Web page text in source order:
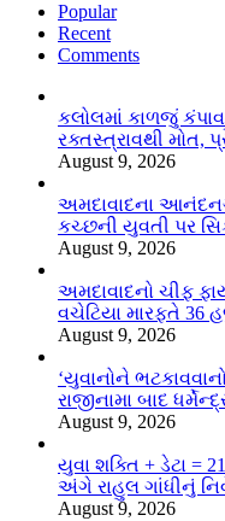
Popular
Recent
Comments
કલોલમાં કાળજું
રક્તસ્ત્રાવથી મોત,
August 9, 2026
અમદાવાદના
કચ્છની યુવતી પર
August 9, 2026
અમદાવાદનો ચીફ
વચેટિયા મારફતે 36
August 9, 2026
‘યુવાનોને
રાજીનામા બાદ
August 9, 2026
યુવા શક્તિ + ડેટા =
અંગે રાહુલ ગાંધીનું
August 9, 2026